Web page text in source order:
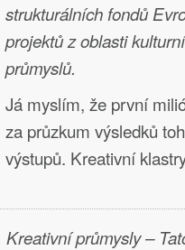
strukturálních fondů
projektů z oblasti
průmyslů.
Já myslím, že první
za průzkum výsledků
výstupů. Kreativní
Kreativní průmysly –